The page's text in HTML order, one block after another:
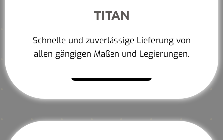
TITAN
Schnelle und zuverlässige Lieferung von
allen gängigen Maßen und Legierungen.